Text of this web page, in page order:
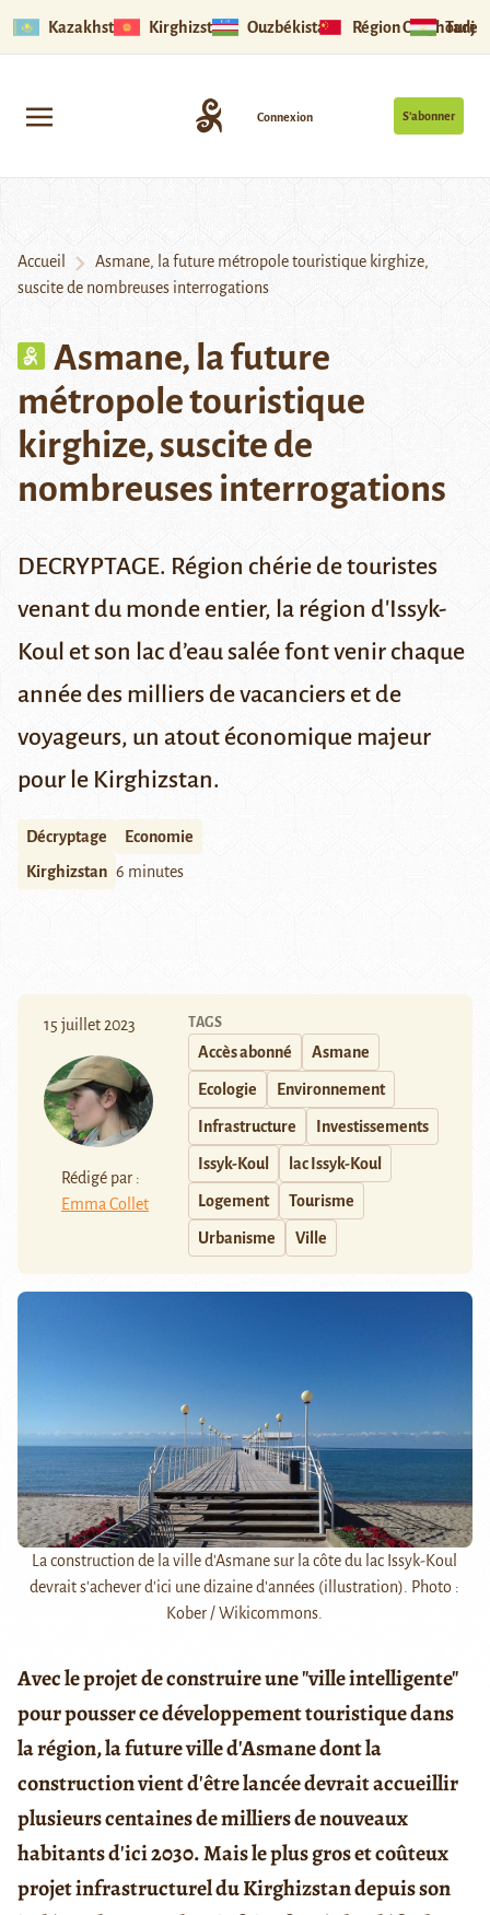
Kazakhstan Kirghizstan Ouzbékistan Région Ouïghoure
S’abonner
Connexion
Accueil
Asmane, la future métropole touristique kirghize,
suscite de nombreuses interrogations
Asmane, la future
métropole touristique
kirghize, suscite de
nombreuses interrogations
DECRYPTAGE. Région chérie de touristes
venant du monde entier, la région d'Issyk-
Koul et son lac d’eau salée font venir chaque
année des milliers de vacanciers et de
voyageurs, un atout économique majeur
pour le Kirghizstan.
Décryptage
Economie
Kirghizstan 6 minutes
15 juillet 2023
Rédigé par :
Emma Collet
TAGS
Accès abonné Asmane
Ecologie Environnement
Infrastructure Investissements
Issyk-Koul lac Issyk-Koul
Logement Tourisme
Urbanisme Ville
La construction de la ville d'Asmane sur la côte du lac Issyk-Koul
devrait s'achever d'ici une dizaine d'années (illustration). Photo :
Kober / Wikicommons.
Avec le projet de construire une "ville intelligente"
pour pousser ce développement touristique dans
la région, la future ville d'Asmane dont la
construction vient d'être lancée devrait accueillir
plusieurs centaines de milliers de nouveaux
habitants d'ici 2030. Mais le plus gros et coûteux
projet infrastructurel du Kirghizstan depuis son